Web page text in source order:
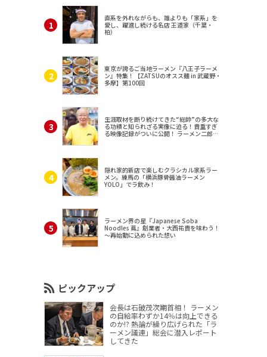
直系を外れながらも、誰よりも「家系」を
愛し、躍進し続ける名店 王道家（千葉・
柏）
東京が誇るご当地ラーメン『八王子ラーメ
ン』特集！【ZATSUのオスス麺 in 武蔵野・
多摩】第100回
生涯取材を断り続けてきた“総帥”の多大な
る功績と知られざる実像に迫る！貴重すぎ
る映像記録がついに公開！ ラーメン二郎
隠れ家的新店で楽しむクラシカル家系ラー
メン。練馬の「横浜豚骨醤油ラーメン
YOLO」でラ飲み！
ラーメン界の星『Japanese Soba
Noodles 蔦』創業者・大西祐貴を味わう！
～再始動に込められた想い
ピックアップ
会長は石破茂次期首相！ ラーメン
の自給率わずか14％は向上できる
のか!? 熱論が繰り広げられた「ラ
ーメン議連」総会に潜入レポート
してきた